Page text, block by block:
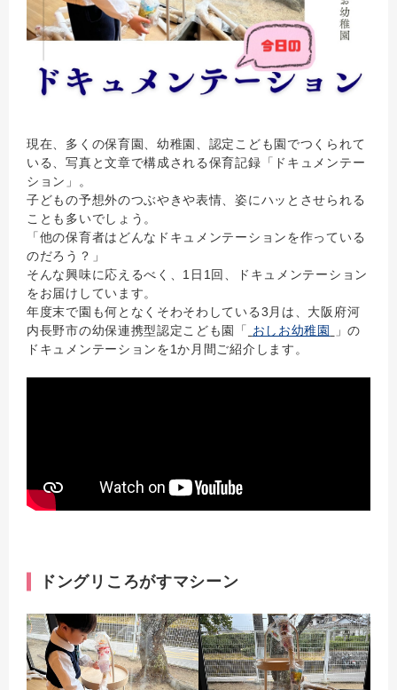
現在、多くの保育園、幼稚園、認定こども園でつくられて
いる、写真と文章で構成される保育記録「ドキュメンテー
ション」。
子どもの予想外のつぶやきや表情、姿にハッとさせられる
ことも多いでしょう。
「他の保育者はどんなドキュメンテーションを作っている
のだろう？」
そんな興味に応えるべく、1日1回、ドキュメンテーション
をお届けしています。
年度末で園も何となくそわそわしている3月は、大阪府河
内長野市の幼保連携型認定こども園「 おしお幼稚園
」の
ドキュメンテーションを1か月間ご紹介します。
ドングリころがすマシーン